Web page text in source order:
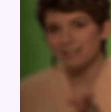
Aucun concours pour le moment